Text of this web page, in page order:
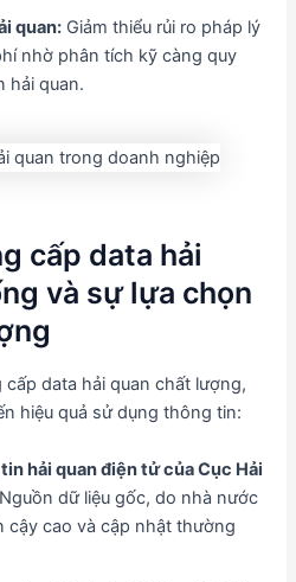
quan: Giảm thiểu rủi ro pháp lý
nhờ phân tích kỹ càng quy
hải quan.
cấp data hải
và sự lựa chọn
data hải quan chất lượng,
hiệu quả sử dụng thông tin:
hải quan điện tử của Cục Hải
Nguồn dữ liệu gốc, do nhà nước
cậy cao và cập nhật thường